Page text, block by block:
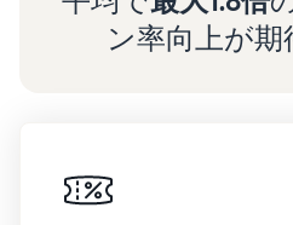
ン率向上が